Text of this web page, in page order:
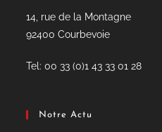
14, rue de la Montagne
92400 Courbevoie
Tel: 00 33 (0)1 43 33 01 28
Notre Actu